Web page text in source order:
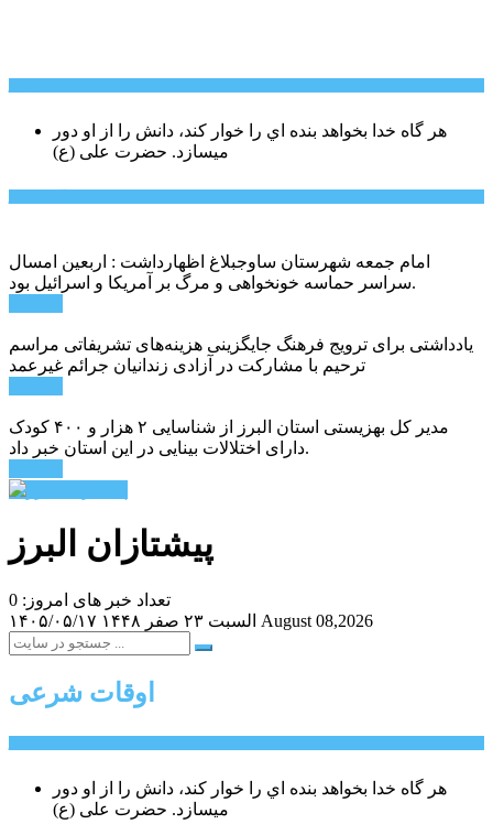
هر گاه خدا بخواهد بنده اي را خوار كند، دانش را از او دور
میسازد. حضرت علی (ع)
امام جمعه شهرستان ساوجبلاغ اظهارداشت : اربعین امسال
سراسر حماسه خونخواهی و مرگ بر آمریکا و اسرائیل بود.
یادداشتی برای ترویج فرهنگ جایگزینی هزینه‌های تشریفاتی مراسم
ترحیم با مشارکت در آزادی زندانیان جرائم غیرعمد
مدیر کل بهزیستی استان البرز از شناسایی ۲ هزار و ۴۰۰ کودک
دارای اختلالات بینایی در این استان خبر داد.
پیشتازان البرز
تعداد خبر های امروز: 0
۱۴۰۵/۰۵/۱۷
السبت ۲۳ صفر ۱۴۴۸ August 08,2026
اوقات شرعی
هر گاه خدا بخواهد بنده اي را خوار كند، دانش را از او دور
میسازد. حضرت علی (ع)